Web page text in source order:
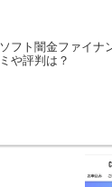
ソフト闇金ファイナ
ミや評判は？